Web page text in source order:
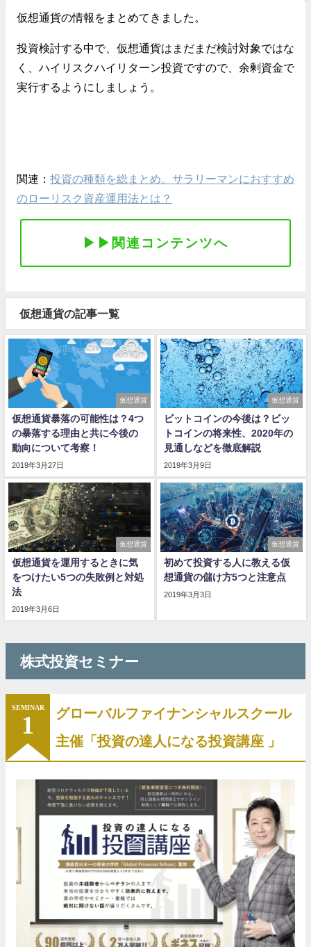
仮想通貨の情報をまとめてきました。
投資検討する中で、仮想通貨はまだまだ検討対象ではな
く、ハイリスクハイリターン投資ですので、余剰資金で
実行するようにしましょう。
関連： 投資の種類を総まとめ。サラリーマンにおすすめ
のローリスク資産運用法とは？
▶︎▶︎関連コンテンツへ
仮想通貨の記事一覧
仮想通貨
仮想通貨暴落の可能性は？4つ
の暴落する理由と共に今後の
動向について考察！
2019年3月27日
仮想通貨
ビットコインの今後は？ビッ
トコインの将来性、2020年の
見通しなどを徹底解説
2019年3月9日
仮想通貨
仮想通貨を運用するときに気
をつけたい5つの失敗例と対処
法
2019年3月6日
仮想通貨
初めて投資する人に教える仮
想通貨の儲け方5つと注意点
2019年3月3日
株式投資セミナー
SEMINAR
1
グローバルファイナンシャルスクール
主催「投資の達人になる投資講座 」